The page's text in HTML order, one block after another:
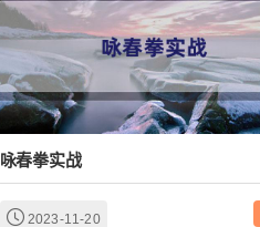
咏春拳实战
2023-11-20